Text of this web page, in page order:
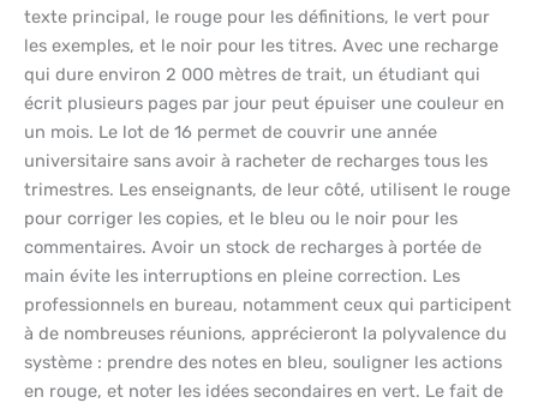
texte principal, le rouge pour les définitions, le vert pour
les exemples, et le noir pour les titres. Avec une recharge
qui dure environ 2 000 mètres de trait, un étudiant qui
écrit plusieurs pages par jour peut épuiser une couleur en
un mois. Le lot de 16 permet de couvrir une année
universitaire sans avoir à racheter de recharges tous les
trimestres. Les enseignants, de leur côté, utilisent le rouge
pour corriger les copies, et le bleu ou le noir pour les
commentaires. Avoir un stock de recharges à portée de
main évite les interruptions en pleine correction. Les
professionnels en bureau, notamment ceux qui participent
à de nombreuses réunions, apprécieront la polyvalence du
système : prendre des notes en bleu, souligner les actions
en rouge, et noter les idées secondaires en vert. Le fait de